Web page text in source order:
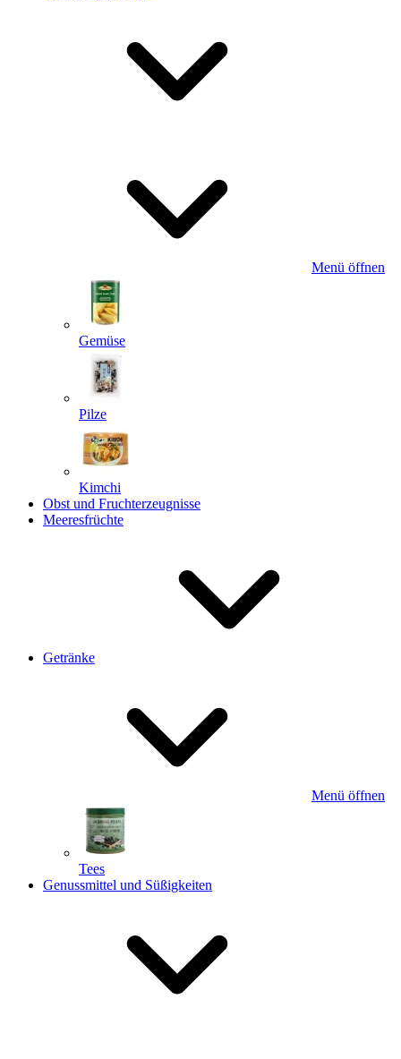
Menü öffnen
Gemüse
Pilze
Kimchi
Obst und Fruchterzeugnisse
Meeresfrüchte
Getränke
Menü öffnen
Tees
Genussmittel und Süßigkeiten